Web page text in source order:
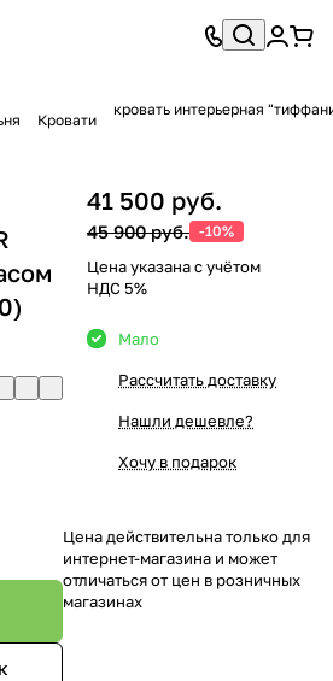
Кровати
кровать интерьерная
41 500 руб.
45 900 руб. -10%
Цена указана с учётом
НДС 5%
Мало
Рассчитать доставку
Нашли дешевле?
Хочу в подарок
Цена действительна только для
интернет-магазина и может
отличаться от цен в розничных
магазинах